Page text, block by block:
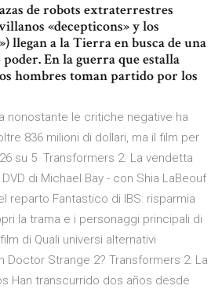
de robots extraterrestres
«decepticons» y los
llegan a la Tierra en busca de una
En la guerra que estalla
hombres toman partido por los
nonostante le critiche negative ha
836 milioni di dollari, ma il film per
su 5 Transformers 2. La vendetta
di Michael Bay - con Shia LaBeouf
reparto Fantastico di IBS: risparmia
la trama e i personaggi principali di
di Quali universi alternativi
Doctor Strange 2? Transformers 2: La
Han transcurrido dos años desde